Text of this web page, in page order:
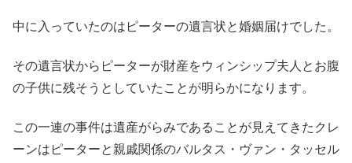
中に入っていたのはピーターの遺言状と婚姻届けでした。
その遺言状からピーターが財産をウィンシップ夫人とお腹
の子供に残そうとしていたことが明らかになります。
この一連の事件は遺産がらみであることが見えてきたクレ
ーンはピーターと親戚関係のバルタス・ヴァン・タッセル